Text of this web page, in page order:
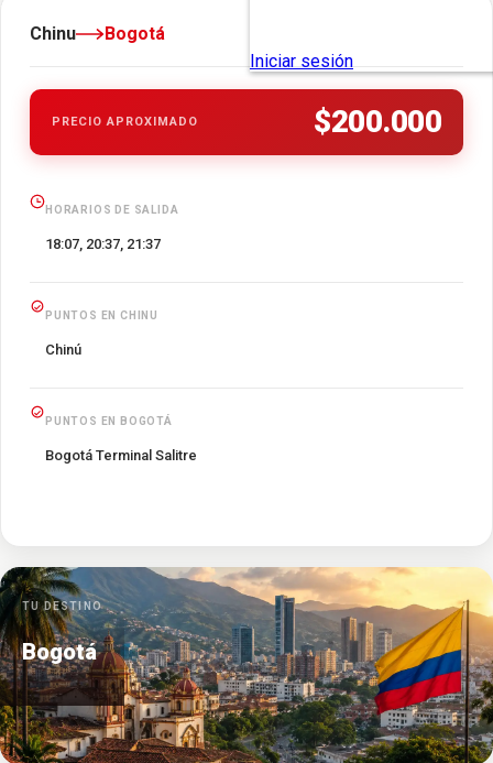
Chinu Bogotá
PRECIO APROXIMADO $200.000
HORARIOS DE SALIDA
18:07, 20:37, 21:37
PUNTOS EN CHINU
Chinú
PUNTOS EN BOGOTÁ
Bogotá Terminal Salitre
TU DESTINO
Bogotá